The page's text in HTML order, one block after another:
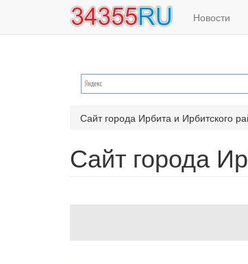
основному
Основная
навигация
Новости
Меню
учётной
пользователя
Сайт города Ирбита и Ирбитского
Сайт города